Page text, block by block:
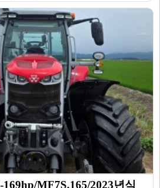
MF7S.165/2023년식